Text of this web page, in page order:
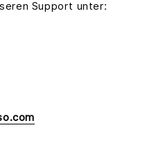
Support unter: